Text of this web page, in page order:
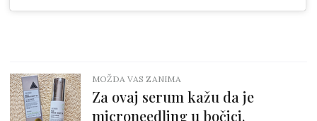
MOŽDA VAS ZANIMA
Za ovaj serum kažu da je
microneedling u bočici.